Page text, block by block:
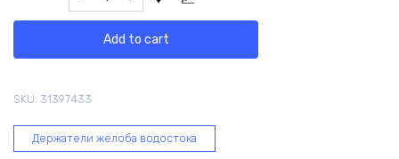
желоба
прямой,
кирпичный
109
Add to cart
SKU: 31397433
Держатели желоба водостока